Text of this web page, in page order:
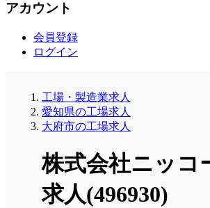
アカウント
会員登録
ログイン
工場・製造業求人
愛知県の工場求人
大府市の工場求人
株式会社ニッコ
求人(496930)